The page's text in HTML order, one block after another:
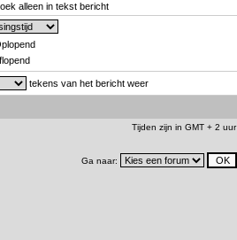
alleen in tekst bericht
tekens van het bericht weer
Tijden zijn in GMT + 2 uur
Ga naar: